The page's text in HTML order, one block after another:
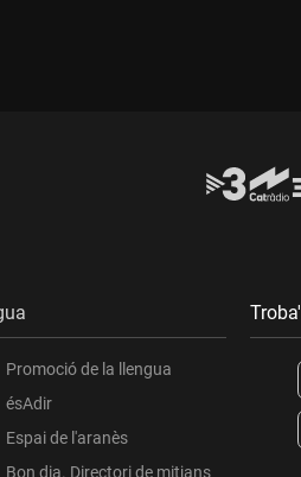
Promoció de la llengua
ésAdir
Espai de l'aranès
Bon dia. Directori de mitjans